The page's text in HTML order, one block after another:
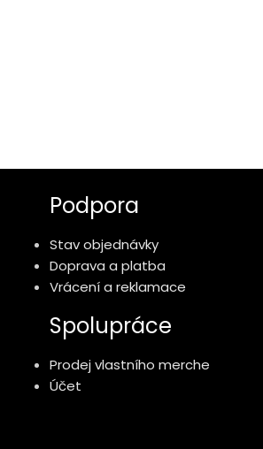
Podpora
Stav objednávky
Doprava a platba
Vrácení a reklamace
Spolupráce
Prodej vlastního merche
Účet